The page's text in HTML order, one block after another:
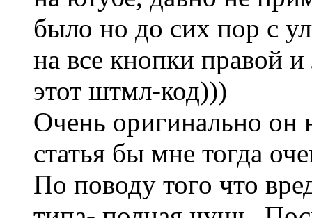
было но до сих пор с
на все кнопки правой
этот штмл-код)))
Очень оригинально
статья бы мне тогда
По поводу того что